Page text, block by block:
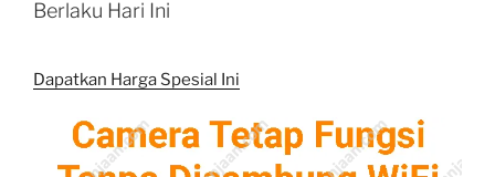
Berlaku Hari Ini
Dapatkan Harga Spesial Ini